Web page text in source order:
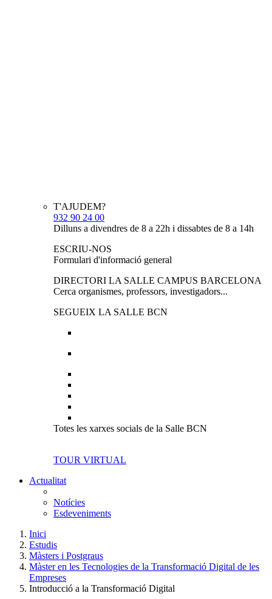
T'AJUDEM?
932 90 24 00
Dilluns a divendres de 8 a 22h i dissabtes de 8 a 14h
ESCRIU-NOS
Formulari d'informació general
DIRECTORI LA SALLE CAMPUS BARCELONA
Cerca organismes, professors, investigadors...
SEGUEIX LA SALLE BCN
Totes les xarxes socials de la Salle BCN
TOUR VIRTUAL
Actualitat
Notícies
Esdeveniments
Inici
Estudis
Màsters i Postgraus
Màster en les Tecnologies de la Transformació Digital de les
Empreses
Introducció a la Transformació Digital